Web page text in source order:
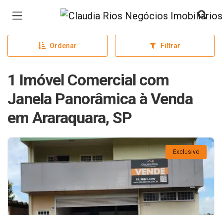
Página inicial
Ordenar Filtrar
1 Imóvel Comercial com
Janela Panorâmica à Venda
em Araraquara, SP
Exclusivo